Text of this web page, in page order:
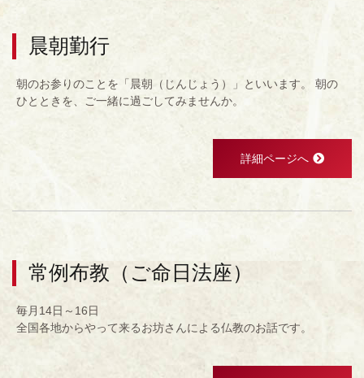
晨朝勤行
朝のお参りのことを「晨朝（じんじょう）」といいます。 朝の
ひとときを、ご一緒に過ごしてみませんか。
詳細ページへ
常例布教（ご命日法座）
毎月14日～16日
全国各地からやって来るお坊さんによる仏教のお話です。